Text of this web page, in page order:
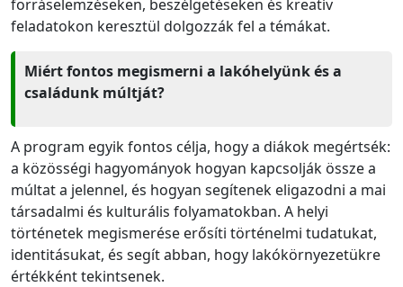
forráselemzéseken, beszélgetéseken és kreatív
feladatokon keresztül dolgozzák fel a témákat.
Miért fontos megismerni a lakóhelyünk és a
családunk múltját?
A program egyik fontos célja, hogy a diákok megértsék:
a közösségi hagyományok hogyan kapcsolják össze a
múltat a jelennel, és hogyan segítenek eligazodni a mai
társadalmi és kulturális folyamatokban. A helyi
történetek megismerése erősíti történelmi tudatukat,
identitásukat, és segít abban, hogy lakókörnyezetükre
értékként tekintsenek.